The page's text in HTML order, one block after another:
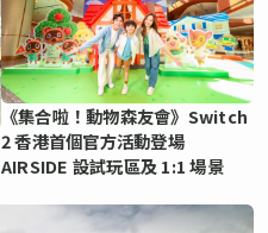
《集合啦！動物森友會》Switch
2 香港首個官方活動登場
AIRSIDE 設試玩區及 1:1 場景